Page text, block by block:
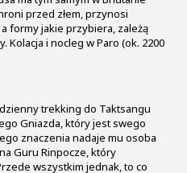
przed złem, przynosi
formy jakie przybiera, zależą
i nocleg w Paro (ok. 2200
trekking do Taktsangu
Gniazda, który jest swego
znaczenia nadaje mu osoba
Guru Rinpocze, który
wszystkim jednak, to co